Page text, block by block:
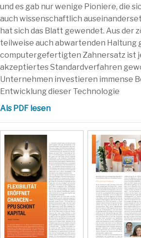
und es gab nur wenige Pioniere, die
auch wissenschaftlich
hat sich das Blatt gewendet. Aus der
teilweise auch abwartenden Haltung
computergefertigten Zahnersatz ist
akzeptiertes Standardverfahren
Unternehmen investieren immense
Entwicklung dieser Technologie
Als PDF lesen